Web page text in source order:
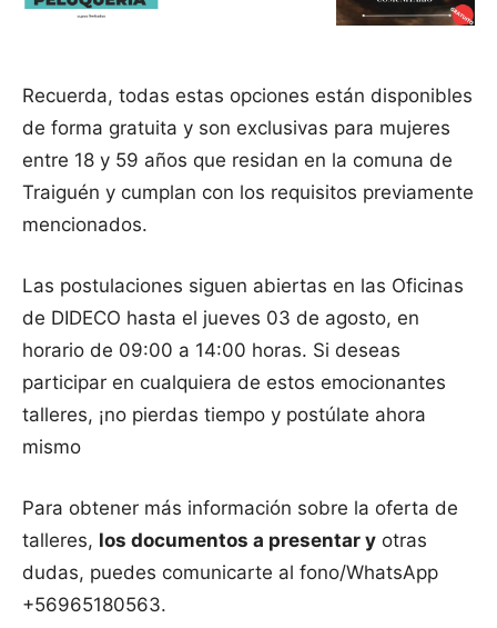
Recuerda, todas estas opciones están disponibles
de forma gratuita y son exclusivas para mujeres
entre 18 y 59 años que residan en la comuna de
Traiguén y cumplan con los requisitos previamente
mencionados.
Las postulaciones siguen abiertas en las Oficinas
de DIDECO hasta el jueves 03 de agosto, en
horario de 09:00 a 14:00 horas. Si deseas
participar en cualquiera de estos emocionantes
talleres, ¡no pierdas tiempo y postúlate ahora
mismo
Para obtener más información sobre la oferta de
talleres, los documentos a presentar y otras
dudas, puedes comunicarte al fono/WhatsApp
+56965180563.